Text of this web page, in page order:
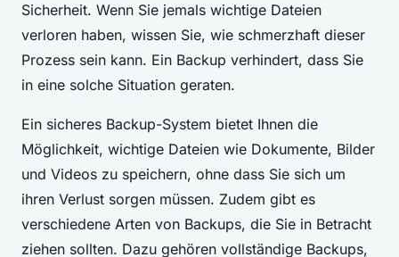
Sicherheit. Wenn Sie jemals wichtige Dateien
verloren haben, wissen Sie, wie schmerzhaft dieser
Prozess sein kann. Ein Backup verhindert, dass Sie
in eine solche Situation geraten.
Ein sicheres Backup-System bietet Ihnen die
Möglichkeit, wichtige Dateien wie Dokumente, Bilder
und Videos zu speichern, ohne dass Sie sich um
ihren Verlust sorgen müssen. Zudem gibt es
verschiedene Arten von Backups, die Sie in Betracht
ziehen sollten. Dazu gehören vollständige Backups,